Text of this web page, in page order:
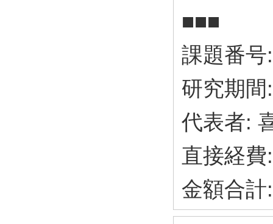
■■■
課題番号
研究期
代表者:
直接経
金額合